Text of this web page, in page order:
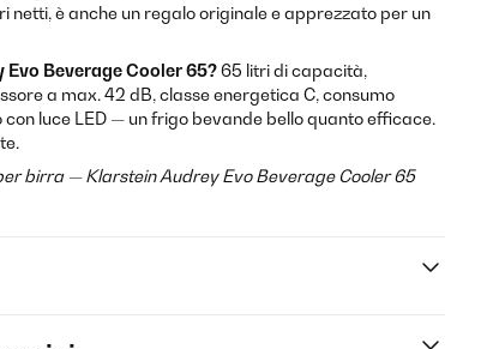
netti, è anche un regalo originale e apprezzato per un
Beverage Cooler 65?65 litri di capacità,
a max. 42 dB, classe energetica C, consumo
luce LED — un frigo bevande bello quanto efficace.
birra — Klarstein Audrey Evo Beverage Cooler 65